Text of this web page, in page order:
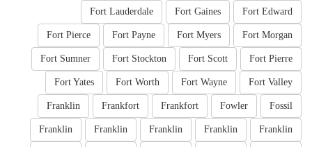
Fort Edward
Fort Gaines
Fort Lauderdale
Fort Morgan
Fort Myers
Fort Payne
Fort Pierce
Fort Pierre
Fort Scott
Fort Stockton
Fort Sumner
Fort Valley
Fort Wayne
Fort Worth
Fort Yates
Fossil
Fowler
Frankfort
Frankfort
Franklin
Franklin
Franklin
Franklin
Franklin
Franklin